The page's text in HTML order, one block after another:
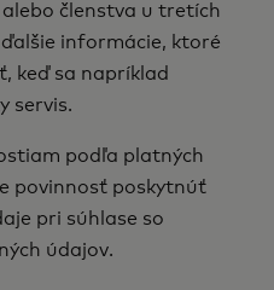
členstva u tretích
informácie, ktoré
keď sa napríklad
servis.
podľa platných
povinnosť poskytnúť
pri súhlase so
údajov.